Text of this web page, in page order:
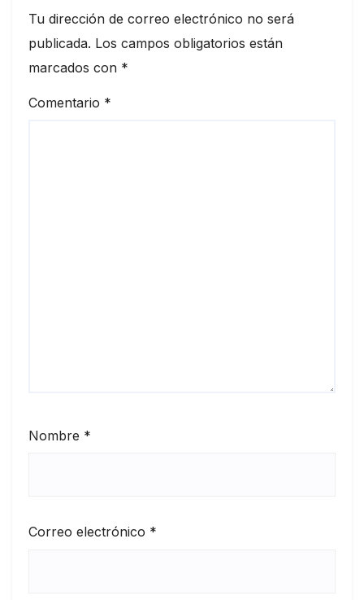
Tu dirección de correo electrónico no será
publicada. Los campos obligatorios están
marcados con *
Comentario *
Nombre *
Correo electrónico *